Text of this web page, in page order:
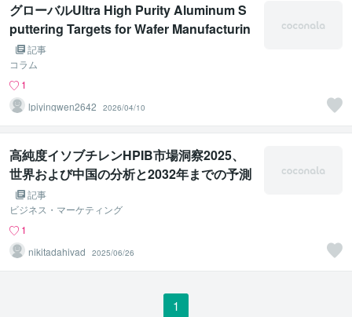
グローバルUltra High Purity Aluminum S
puttering Targets for Wafer Manufacturin
g市場分析（2026-2032年）
記事
コラム
1
lpiyingwen2642
2026/04/10
高純度イソブチレンHPIB市場洞察2025、
世界および中国の分析と2032年までの予測
記事
ビジネス・マーケティング
1
nikitadahivad
2025/06/26
1